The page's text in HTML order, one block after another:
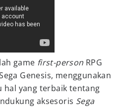
game first-person RPG
Genesis, menggunakan
hal yang terbaik tentang
aksesoris Sega